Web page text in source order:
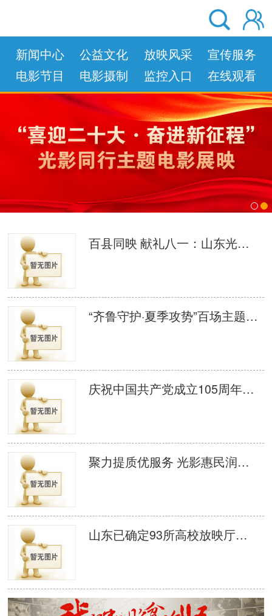
新闻中心 公益文化 放映风采
宣传服务
电影节目
电影摄制 监控入口 在线观看
百县同映 献礼八一：山东光影致敬人民军队、献礼长征胜利90周年
“齐鲁守护·夏季攻势”百场主题电影 宣防活动启动
庆祝中国共产党成立105周年、纪念中国工农红军长征胜利90周年——2026年千场公益电影放映活动启动仪式在济南举办
聚力提质优服务 光影惠民润历城 济南市历城区组织召开 2026 年度农村公益电影提高放映质量推进会议
山东已确定93所高校放映厅试点单位 创新高校思政教育融合新模式